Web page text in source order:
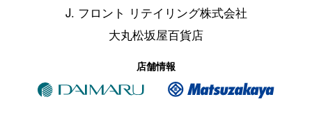
J. フロント リテイリング株式会社
大丸松坂屋百貨店
店舗情報